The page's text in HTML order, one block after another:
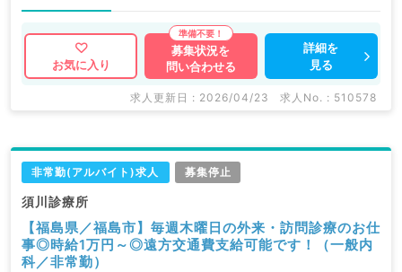
お気に入り
募集状況を
問い合わせる
詳細を
見る
求人更新日 : 2026/04/23 求人No. : 510578
非常勤(アルバイト)求人 募集停止
須川診療所
【福島県／福島市】毎週木曜日の外来・訪問診療のお仕
事◎時給1万円～◎遠方交通費支給可能です！（一般内
科／非常勤）